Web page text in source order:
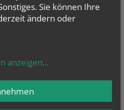
Sie können Ihre
ändern oder
anzeigen...